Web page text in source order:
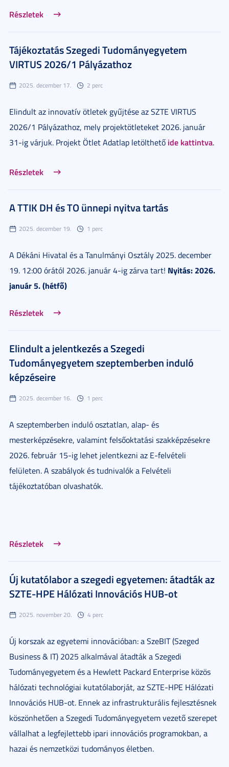
Részletek
Tájékoztatás Szegedi Tudományegyetem
VIRTUS 2026/1 Pályázathoz
2025. december 17. 2 perc
Elindult az innovatív ötletek gyűjtése az SZTE VIRTUS
2026/1 Pályázathoz, mely projektötleteket 2026. január
31-ig várjuk. Projekt Ötlet Adatlap letölthető ide kattintva.
Részletek
A TTIK DH és TO ünnepi nyitva tartás
2025. december 19. 1 perc
A Dékáni Hivatal és a Tanulmányi Osztály 2025. december
19. 12:00 órától 2026. január 4-ig zárva tart! Nyitás: 2026.
január 5. (hétfő)
Részletek
Elindult a jelentkezés a Szegedi
Tudományegyetem szeptemberben induló
képzéseire
2025. december 16. 1 perc
A szeptemberben induló osztatlan, alap- és
mesterképzésekre, valamint felsőoktatási szakképzésekre
2026. február 15-ig lehet jelentkezni az E-felvételi
felületen. A szabályok és tudnivalók a Felvételi
tájékoztatóban olvashatók.
Részletek
Új kutatólabor a szegedi egyetemen: átadták az
SZTE-HPE Hálózati Innovációs HUB-ot
2025. november 20. 4 perc
Új korszak az egyetemi innovációban: a SzeBIT (Szeged
Business & IT) 2025 alkalmával átadták a Szegedi
Tudományegyetem és a Hewlett Packard Enterprise közös
hálózati technológiai kutatólaborját, az SZTE-HPE Hálózati
Innovációs HUB-ot. Ennek az infrastrukturális fejlesztésnek
köszönhetően a Szegedi Tudományegyetem vezető szerepet
vállalhat a legfejlettebb ipari innovációs programokban, a
hazai és nemzetközi tudományos életben.